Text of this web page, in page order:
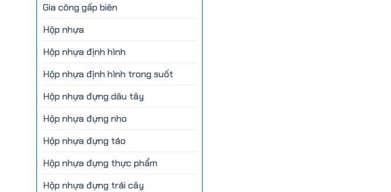
Gia công gấp biên
Hộp nhựa
Hộp nhựa định hình
Hộp nhựa định hình trong suốt
Hộp nhựa đựng dâu tây
Hộp nhựa đựng nho
Hộp nhựa đựng táo
Hộp nhựa đựng thực phẩm
Hộp nhựa đựng trái cây